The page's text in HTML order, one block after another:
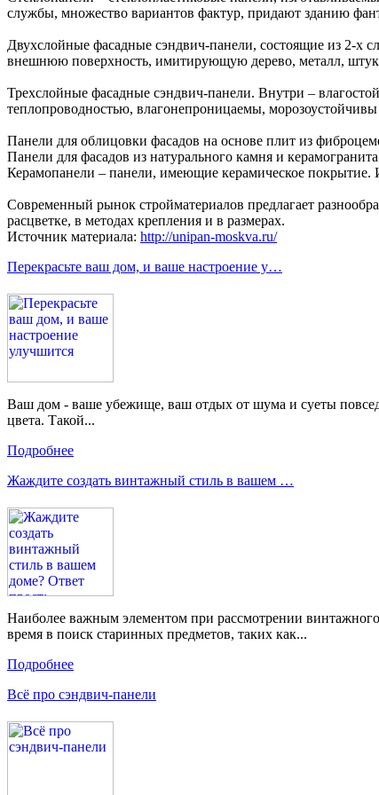
службы, множество вариантов фактур, придают зданию
Двухслойные фасадные сэндвич-панели, состоящие из 2-х
внешнюю поверхность, имитирующую дерево, металл,
Трехслойные фасадные сэндвич-панели. Внутри –
теплопроводностью, влагонепроницаемы,
Панели для облицовки фасадов на основе плит из
Панели для фасадов из натурального камня и
Керамопанели – панели, имеющие керамическое покрытие.
Современный рынок стройматериалов предлагает
расцветке, в методах крепления и в размерах.
Источник материала: http://unipan-moskva.ru/
Перекрасьте ваш дом, и ваше настроение у…
Ваш дом - ваше убежище, ваш отдых от шума и суеты
цвета. Такой...
Подробнее
Жаждите создать винтажный стиль в вашем …
Наиболее важным элементом при рассмотрении
время в поиск старинных предметов, таких как...
Подробнее
Всё про сэндвич-панели